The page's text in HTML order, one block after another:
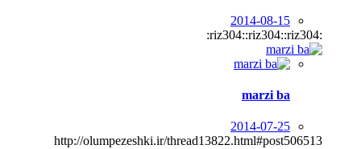
2014-08-15
:riz304::riz304::riz304:
marzi ba
2014-07-25
http://olumpezeshki.ir/thread13822.html#post506513